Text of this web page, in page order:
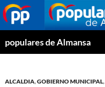
populares de Almansa
ALCALDIA,GOBIERNO MUNICIPAL,